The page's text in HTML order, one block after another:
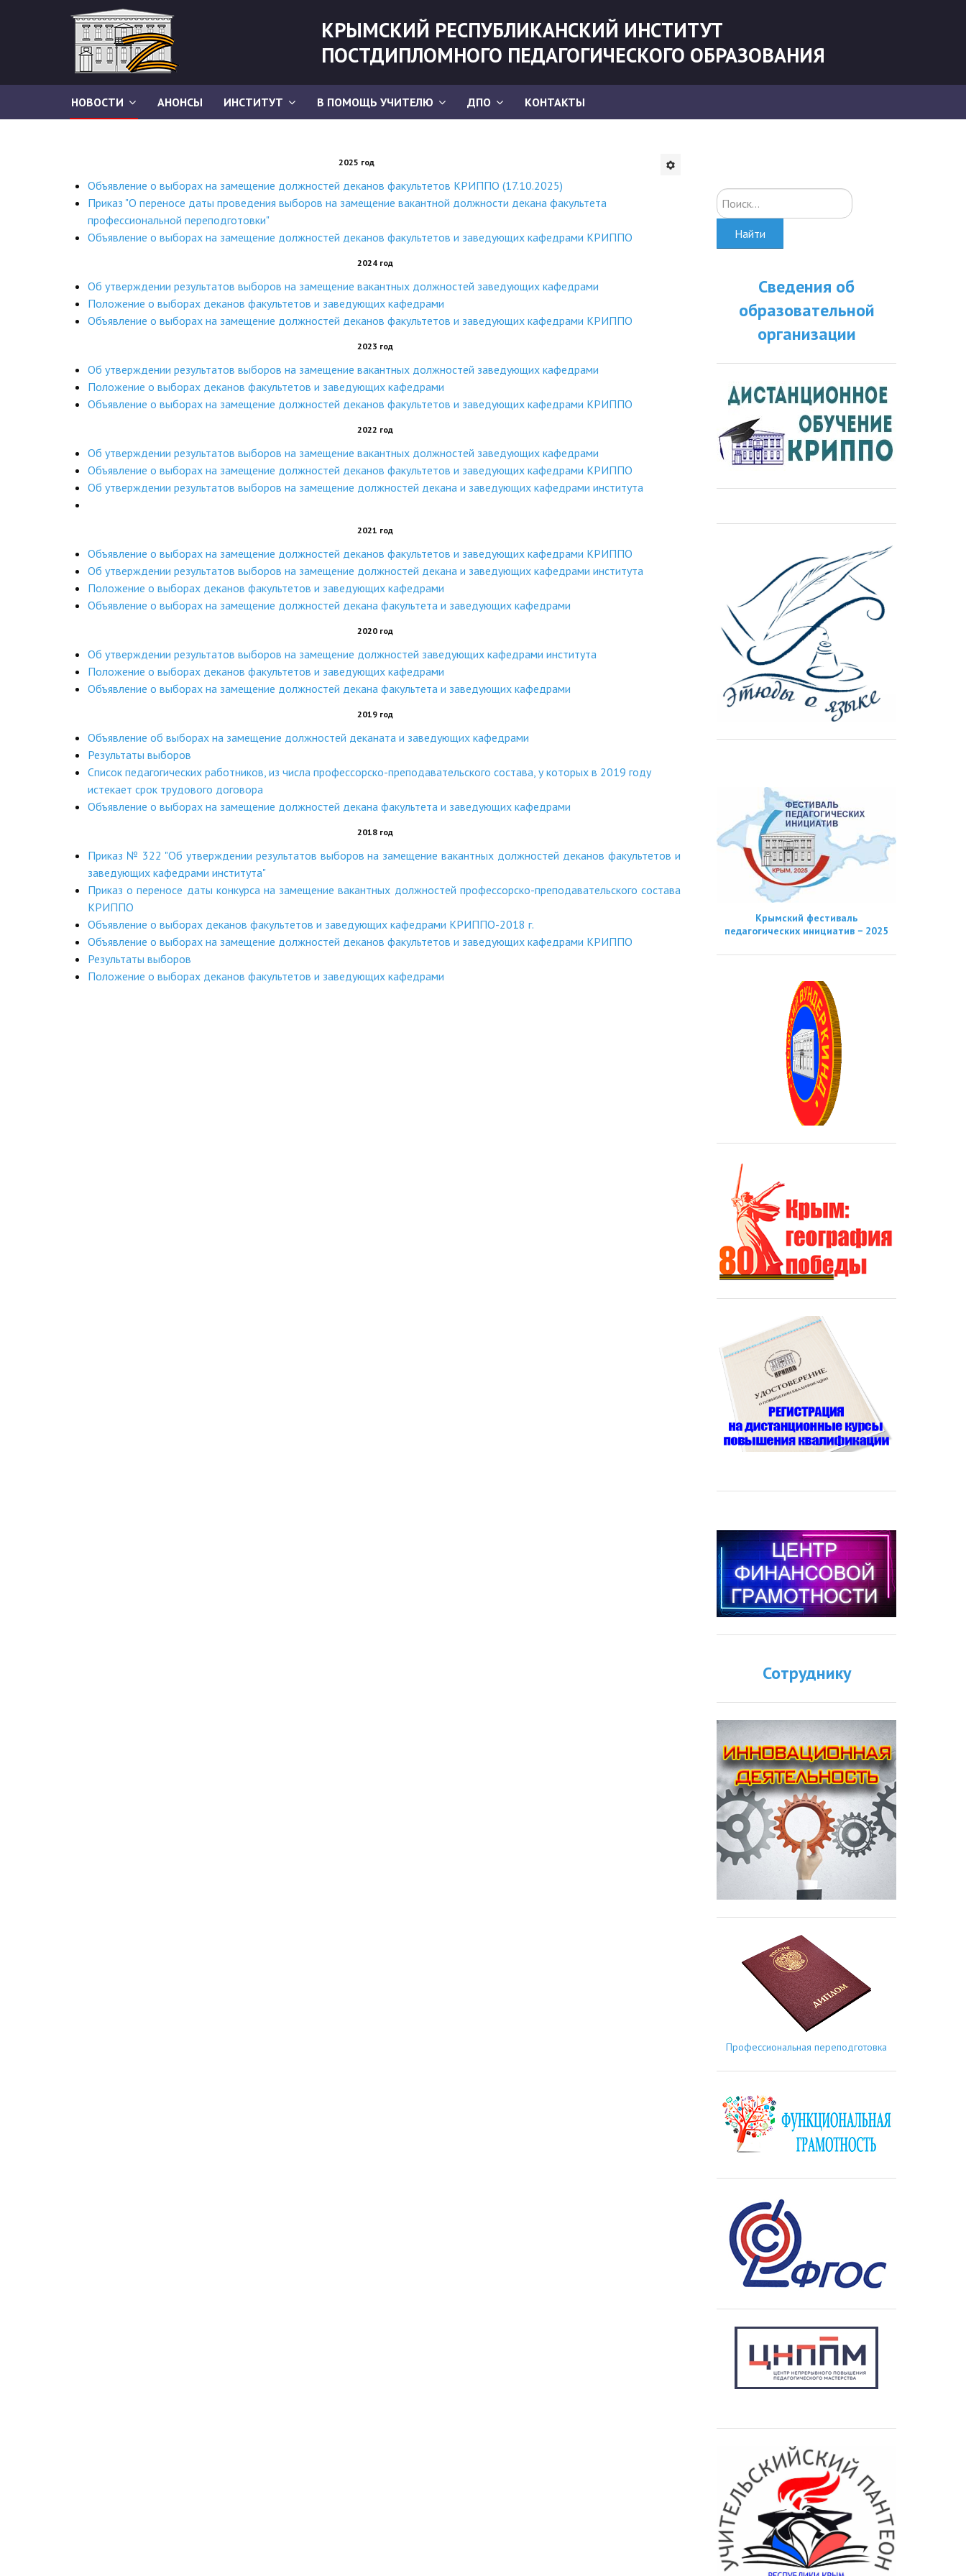
КРЫМСКИЙ РЕСПУБЛИКАНСКИЙ ИНСТИТУТ
ПОСТДИПЛОМНОГО ПЕДАГОГИЧЕСКОГО ОБРАЗОВАНИЯ
НОВОСТИ АНОНСЫ ИНСТИТУТ В ПОМОЩЬ УЧИТЕЛЮ ДПО КОНТАКТЫ
2025 год
Объявление о выборах на замещение должностей деканов факультетов КРИППО (17.10.2025)
Приказ "О переносе даты проведения выборов на замещение вакантной должности декана факультета
профессиональной переподготовки"
Объявление о выборах на замещение должностей деканов факультетов и заведующих кафедрами КРИППО
2024 год
Об утверждении результатов выборов на замещение вакантных должностей заведующих кафедрами
Положение о выборах деканов факультетов и заведующих кафедрами
Объявление о выборах на замещение должностей деканов факультетов и заведующих кафедрами КРИППО
2023 год
Об утверждении результатов выборов на замещение вакантных должностей заведующих кафедрами
Положение о выборах деканов факультетов и заведующих кафедрами
Объявление о выборах на замещение должностей деканов факультетов и заведующих кафедрами КРИППО
2022 год
Об утверждении результатов выборов на замещение вакантных должностей заведующих кафедрами
Объявление о выборах на замещение должностей деканов факультетов и заведующих кафедрами КРИППО
Об утверждении результатов выборов на замещение должностей декана и заведующих кафедрами института
2021 год
Объявление о выборах на замещение должностей деканов факультетов и заведующих кафедрами КРИППО
Об утверждении результатов выборов на замещение должностей декана и заведующих кафедрами института
Положение о выборах деканов факультетов и заведующих кафедрами
Объявление о выборах на замещение должностей декана факультета и заведующих кафедрами
2020 год
Об утверждении результатов выборов на замещение должностей заведующих кафедрами института
Положение о выборах деканов факультетов и заведующих кафедрами
Объявление о выборах на замещение должностей декана факультета и заведующих кафедрами
2019 год
Объявление об выборах на замещение должностей деканата и заведующих кафедрами
Результаты выборов
Список педагогических работников, из числа профессорско-преподавательского состава, у которых в 2019 году
истекает срок трудового договора
Объявление о выборах на замещение должностей декана факультета и заведующих кафедрами
2018 год
Приказ № 322 "Об утверждении результатов выборов на замещение вакантных должностей деканов факультетов и
заведующих кафедрами института"
Приказ о переносе даты конкурса на замещение вакантных должностей профессорско-преподавательского состава
КРИППО
Объявление о выборах деканов факультетов и заведующих кафедрами КРИППО-2018 г.
Объявление о выборах на замещение должностей деканов факультетов и заведующих кафедрами КРИППО
Результаты выборов
Положение о выборах деканов факультетов и заведующих кафедрами
Искать...
Найти
Сведения об
образовательной
организации
Крымский фестиваль
педагогических инициатив − 2025
Сотруднику
Профессиональная переподготовка